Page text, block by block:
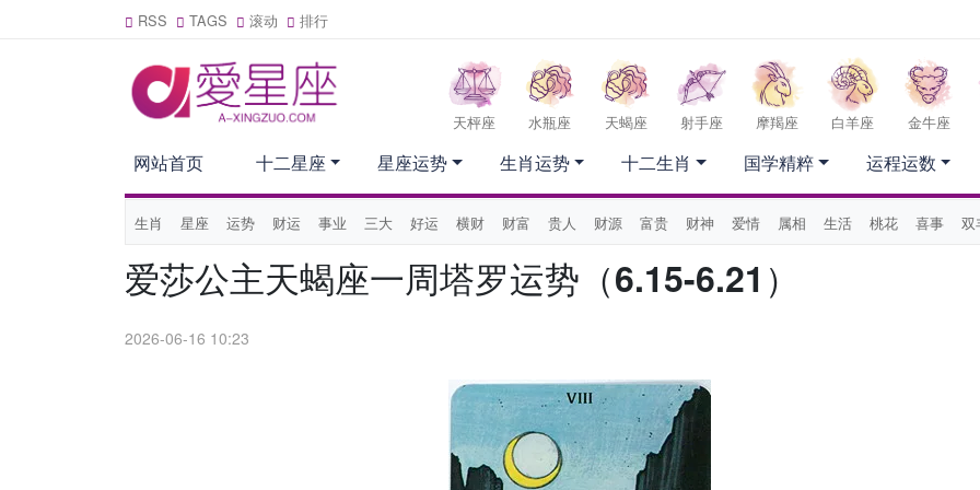
RSS TAGS 滚动 排行
天枰座 水瓶座 天蝎座 射手座 摩羯座 白羊座 金牛座
网站首页
生肖 星座 运势 财运 事业 三大 好运 横财 财富 贵人 财源 富贵 财神 爱情 属相 生活 桃花 喜事 双
十二星座 星座运势 生肖运势 十二生肖 国学精粹 运程运数
爱莎公主天蝎座一周塔罗运势（6.15-6.21）
2026-06-16 10:23